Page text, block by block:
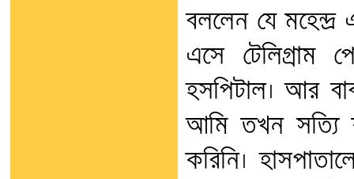
বললেন যে মহেন্দ্র
এসে টেলিগ্রাম
হসপিটাল। আর
আমি তখন সত্যি
করিনি।